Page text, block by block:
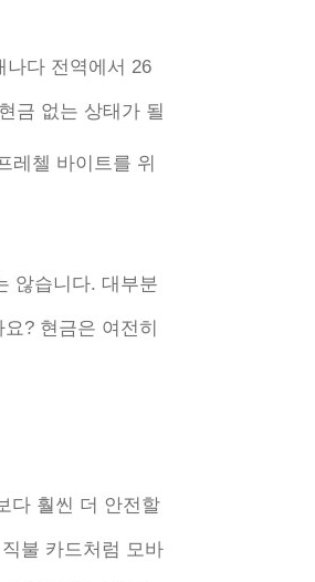
다 전역에서 26
금 없는 상태가 될
레첼 바이트를 위
않습니다. 대부분
? 현금은 여전히
다 훨씬 더 안전할
불 카드처럼 모바